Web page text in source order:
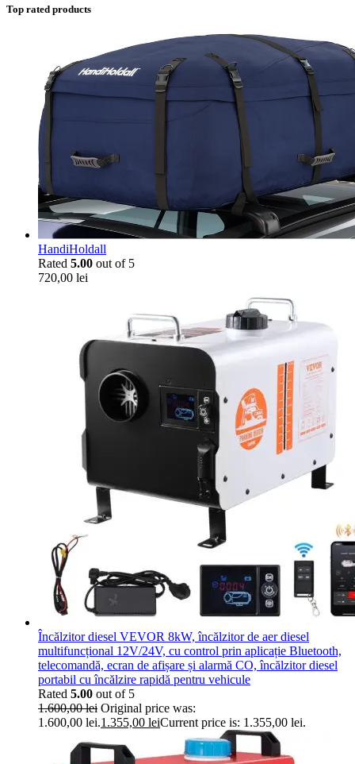
Top rated products
HandiHoldall
Rated 5.00 out of 5
720,00 lei
Încălzitor diesel VEVOR 8kW, încălzitor de aer diesel
multifuncțional 12V/24V, cu control prin aplicație Bluetooth,
telecomandă, ecran de afișare și alarmă CO, încălzitor diesel
portabil cu încălzire rapidă pentru vehicule
Rated 5.00 out of 5
1.600,00lei Original price was:
1.600,00 lei.1.355,00 leiCurrent price is: 1.355,00 lei.